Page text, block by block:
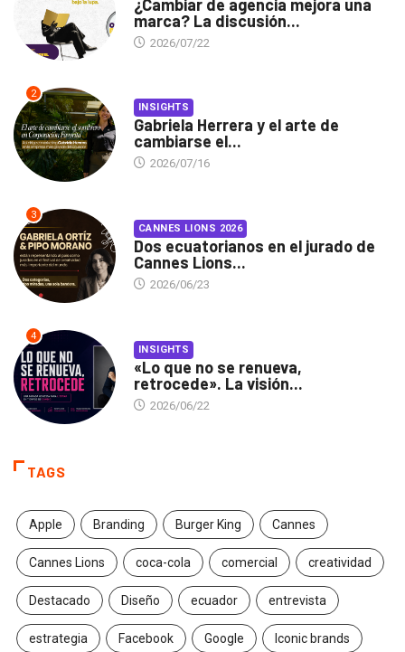
¿Cambiar de agencia mejora una
marca? La discusión...
2026/07/22
2
INSIGHTS
Gabriela Herrera y el arte de
cambiarse el...
2026/07/16
3
CANNES LIONS 2026
Dos ecuatorianos en el jurado de
Cannes Lions...
2026/06/23
4
INSIGHTS
«Lo que no se renueva,
retrocede». La visión...
2026/06/22
TAGS
Apple Branding Burger King Cannes
Cannes Lions coca-cola comercial creatividad
Destacado Diseño ecuador entrevista
estrategia Facebook Google Iconic brands